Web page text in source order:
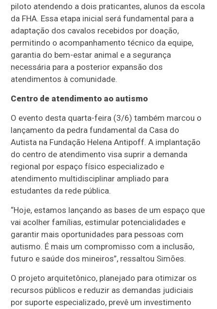
piloto atendendo a dois praticantes, alunos da escola
da FHA. Essa etapa inicial será fundamental para a
adaptação dos cavalos recebidos por doação,
permitindo o acompanhamento técnico da equipe,
garantia do bem-estar animal e a segurança
necessária para a posterior expansão dos
atendimentos à comunidade.
Centro de atendimento ao autismo
O evento desta quarta-feira (3/6) também marcou o
lançamento da pedra fundamental da Casa do
Autista na Fundação Helena Antipoff. A implantação
do centro de atendimento visa suprir a demanda
regional por espaço físico especializado e
atendimento multidisciplinar ampliado para
estudantes da rede pública.
“Hoje, estamos lançando as bases de um espaço que
vai acolher famílias, estimular potencialidades e
garantir mais oportunidades para pessoas com
autismo. É mais um compromisso com a inclusão,
futuro e saúde dos mineiros”, ressaltou Simões.
O projeto arquitetônico, planejado para otimizar os
recursos públicos e reduzir as demandas judiciais
por suporte especializado, prevê um investimento